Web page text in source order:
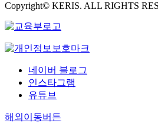
Copyright© KERIS. ALL RIGHTS
네이버 블로그
인스타그램
유튜브
해외이동버튼